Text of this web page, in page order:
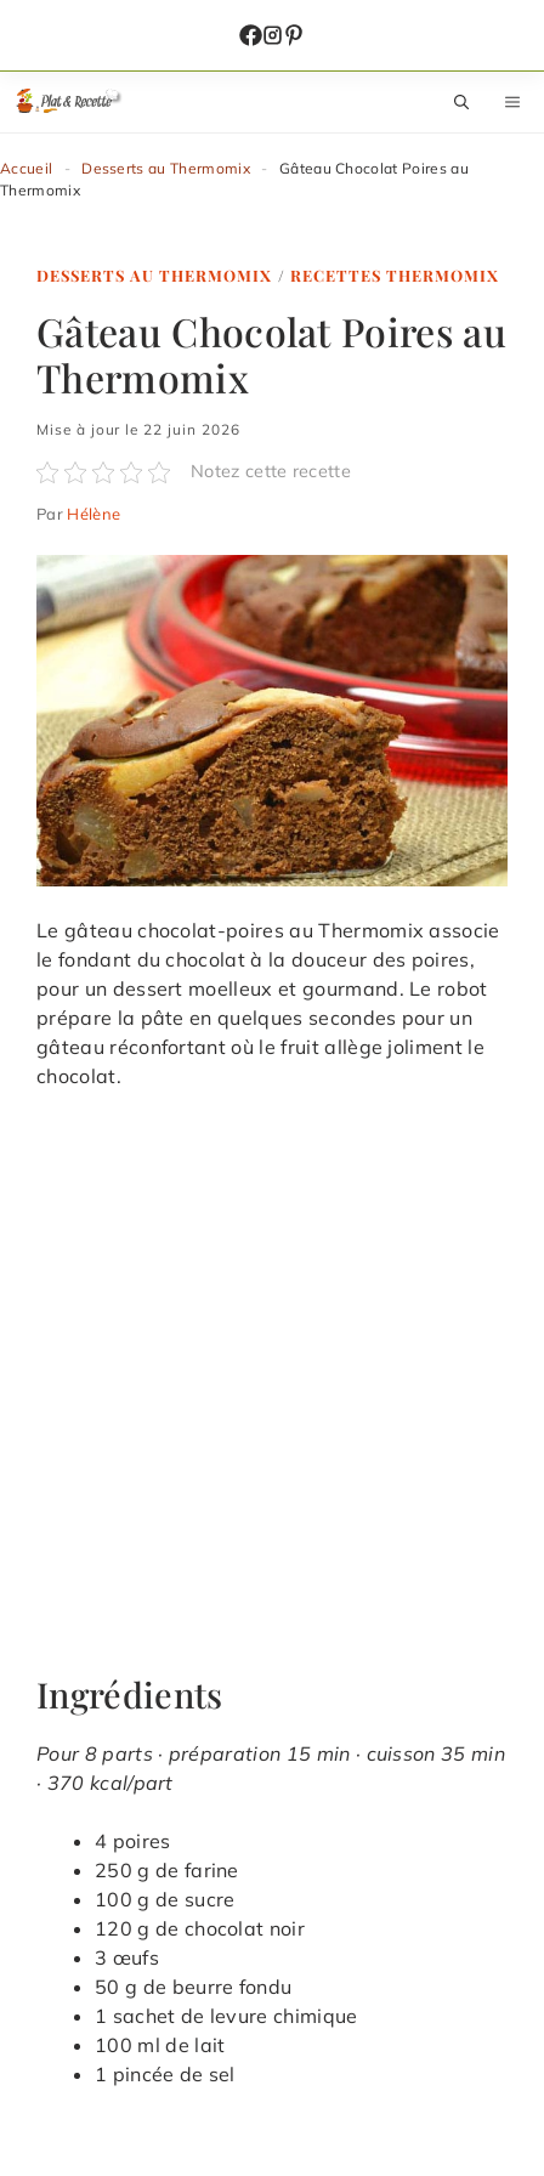
contenu
Accueil - Desserts au Thermomix -
Gâteau Chocolat Poires au
Thermomix
DESSERTS AU THERMOMIX / RECETTES THERMOMIX
Gâteau Chocolat Poires au
Thermomix
Mise à jour le 22 juin 2026
Notez cette recette
Par Hélène
Le gâteau chocolat-poires au Thermomix associe
le fondant du chocolat à la douceur des poires,
pour un dessert moelleux et gourmand. Le robot
prépare la pâte en quelques secondes pour un
gâteau réconfortant où le fruit allège joliment le
chocolat.
Ingrédients
Pour 8 parts · préparation 15 min · cuisson 35 min
· 370 kcal/part
4 poires
250 g de farine
100 g de sucre
120 g de chocolat noir
3 œufs
50 g de beurre fondu
1 sachet de levure chimique
100 ml de lait
1 pincée de sel